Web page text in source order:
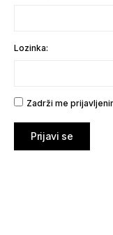
Lozinka:
Zadrži me
Prijavi se